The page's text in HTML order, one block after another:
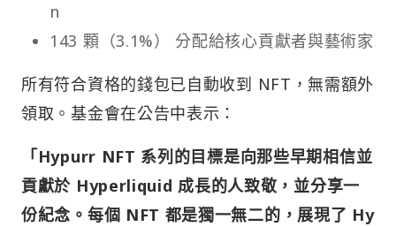
n
143 顆（3.1%） 分配給核心貢獻者與藝術家
所有符合資格的錢包已自動收到 NFT，無需額外
領取。基金會在公告中表示：
「Hypurr NFT 系列的目標是向那些早期相信並
貢獻於 Hyperliquid 成長的人致敬，並分享一
份紀念。每個 NFT 都是獨一無二的，展現了 Hy